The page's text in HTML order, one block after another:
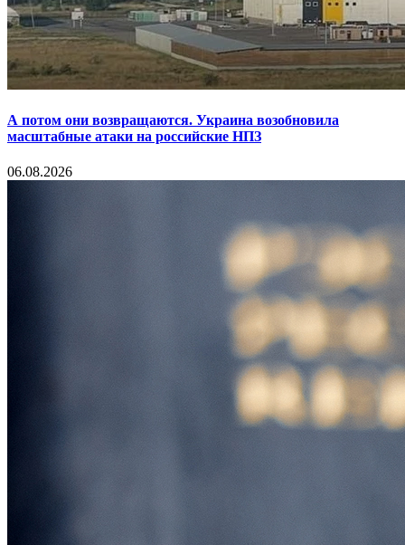
А потом они возвращаются. Украина возобновила
масштабные атаки на российские НПЗ
06.08.2026